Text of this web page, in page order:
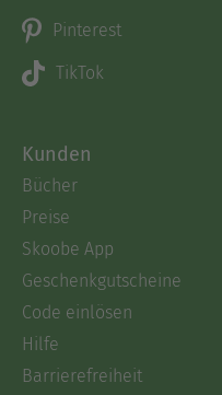
Pinterest
TikTok
Kunden
Bücher
Preise
Skoobe App
Geschenkgutscheine
Code einlösen
Hilfe
Barrierefreiheit